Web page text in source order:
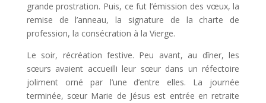
grande prostration. Puis, ce fut l’émission des vœux, la
remise de l’anneau, la signature de la charte de
profession, la consécration à la Vierge.
Le soir, récréation festive. Peu avant, au dîner, les
sœurs avaient accueilli leur sœur dans un réfectoire
joliment orné par l’une d’entre elles. La journée
terminée, sœur Marie de Jésus est entrée en retraite